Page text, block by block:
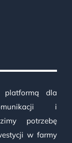
dla
i
potrzebę
w farmy